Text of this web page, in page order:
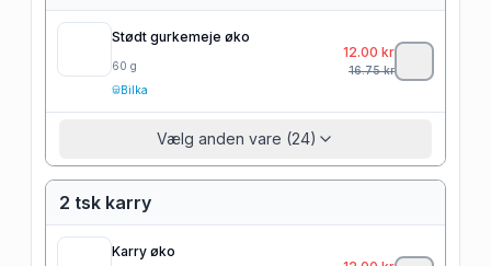
Stødt gurkemeje øko
60 g
Bilka
12.00 kr
16.75kr
Vælg anden vare (24)
2 tsk karry
Karry øko